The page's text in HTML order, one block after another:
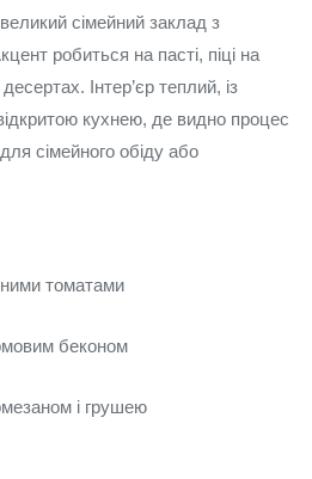
сімейний заклад з
робиться на пасті, піці на
Інтер’єр теплий, із
кухнею, де видно процес
сімейного обіду або
томатами
беконом
і грушею